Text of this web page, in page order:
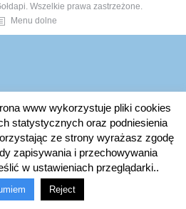
Wszelkie prawa zastrzeżone.
Menu dolne
www wykorzystuje pliki cookies
statystycznych oraz podniesienia
ze strony wyrażasz zgodę
zapisywania i przechowywania
w ustawieniach przeglądarki..
Reject